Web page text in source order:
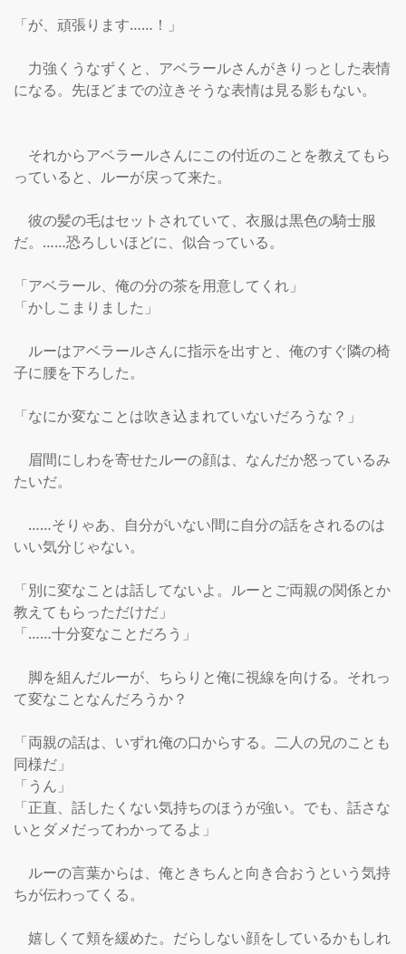
「が、頑張ります……！」
力強くうなずくと、アベラールさんがきりっとした表情
になる。先ほどまでの泣きそうな表情は見る影もない。
それからアベラールさんにこの付近のことを教えてもら
っていると、ルーが戻って来た。
彼の髪の毛はセットされていて、衣服は黒色の騎士服
だ。……恐ろしいほどに、似合っている。
「アベラール、俺の分の茶を用意してくれ」
「かしこまりました」
ルーはアベラールさんに指示を出すと、俺のすぐ隣の椅
子に腰を下ろした。
「なにか変なことは吹き込まれていないだろうな？」
眉間にしわを寄せたルーの顔は、なんだか怒っているみ
たいだ。
……そりゃあ、自分がいない間に自分の話をされるのは
いい気分じゃない。
「別に変なことは話してないよ。ルーとご両親の関係とか
教えてもらっただけだ」
「……十分変なことだろう」
脚を組んだルーが、ちらりと俺に視線を向ける。それっ
て変なことなんだろうか？
「両親の話は、いずれ俺の口からする。二人の兄のことも
同様だ」
「うん」
「正直、話したくない気持ちのほうが強い。でも、話さな
いとダメだってわかってるよ」
ルーの言葉からは、俺ときちんと向き合おうという気持
ちが伝わってくる。
嬉しくて頬を緩めた。だらしない顔をしているかもしれ